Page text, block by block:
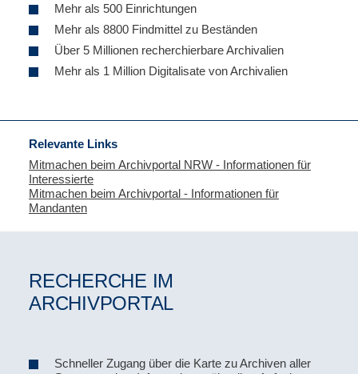
Mehr als 500 Einrichtungen
Mehr als 8800 Findmittel zu Beständen
Über 5 Millionen recherchierbare Archivalien
Mehr als 1 Million Digitalisate von Archivalien
Relevante Links
Mitmachen beim Archivportal NRW - Informationen für
Interessierte
Mitmachen beim Archivportal - Informationen für
Mandanten
RECHERCHE IM
ARCHIVPORTAL
Schneller Zugang über die Karte zu Archiven aller